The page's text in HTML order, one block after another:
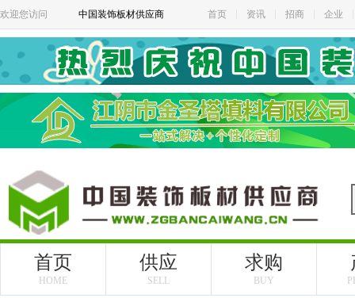
欢迎您访问 中国装饰板材供应商 首页 资讯 招商 企业
首页
HOME
供应
SELL
求购
BUY